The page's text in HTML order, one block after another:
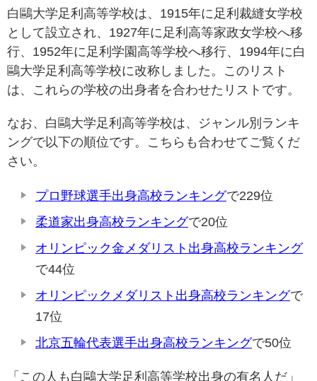
白鷗大学足利高等学校は、1915年に足利裁縫女学校
として設立され、1927年に足利高等家政女学校へ移
行、1952年に足利学園高等学校へ移行、1994年に白
鷗大学足利高等学校に改称しました。このリスト
は、これらの学校の出身者を合わせたリストです。
なお、白鷗大学足利高等学校は、ジャンル別ランキ
ングで以下の順位です。こちらも合わせてご覧くだ
さい。
プロ野球選手出身高校ランキングで229位
柔道家出身高校ランキングで20位
オリンピック金メダリスト出身高校ランキング
で44位
オリンピックメダリスト出身高校ランキングで
17位
北京五輪代表選手出身高校ランキングで50位
「この人も白鷗大学足利高等学校出身の有名人だ」